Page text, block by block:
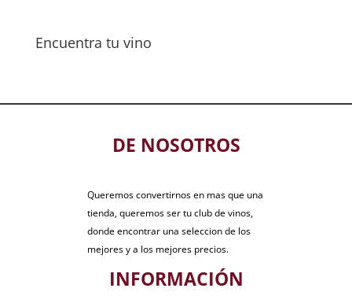
Encuentra tu vino
DE NOSOTROS
Queremos convertirnos en mas que una
tienda, queremos ser tu club de vinos,
donde encontrar una seleccion de los
mejores y a los mejores precios.
INFORMACIÓN